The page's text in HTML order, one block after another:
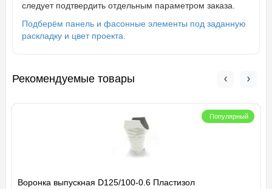
следует подтвердить отдельным параметром заказа.
Подберём панель и фасонные элементы под заданную
раскладку и цвет проекта.
Рекомендуемые товары
Популярный
Воронка выпускная D125/100-0.6 Пластизол